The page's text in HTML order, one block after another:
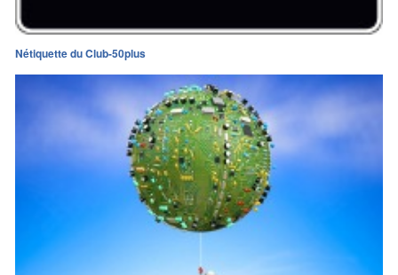
Nétiquette du Club-50plus